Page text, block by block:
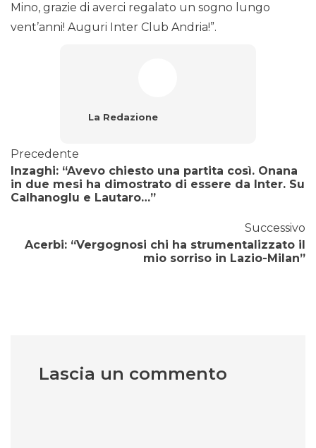
Mino, grazie di averci regalato un sogno lungo
vent’anni! Auguri Inter Club Andria!”.
La Redazione
Precedente
Inzaghi: “Avevo chiesto una partita così. Onana
in due mesi ha dimostrato di essere da Inter. Su
Calhanoglu e Lautaro…”
Successivo
Acerbi: “Vergognosi chi ha strumentalizzato il
mio sorriso in Lazio-Milan”
Lascia un commento